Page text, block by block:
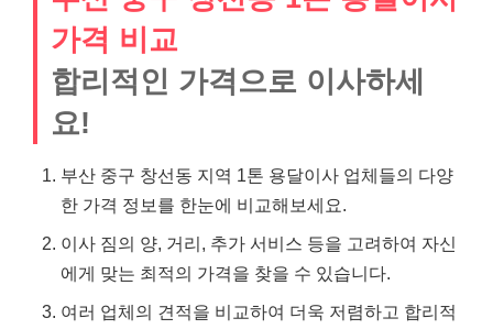
가격 비교
합리적인 가격으로 이사하세
요!
부산 중구 창선동 지역 1톤 용달이사 업체들의 다양
한 가격 정보를 한눈에 비교해보세요.
이사 짐의 양, 거리, 추가 서비스 등을 고려하여 자신
에게 맞는 최적의 가격을 찾을 수 있습니다.
여러 업체의 견적을 비교하여 더욱 저렴하고 합리적